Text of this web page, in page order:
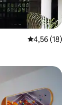
Note
4,56 (18)